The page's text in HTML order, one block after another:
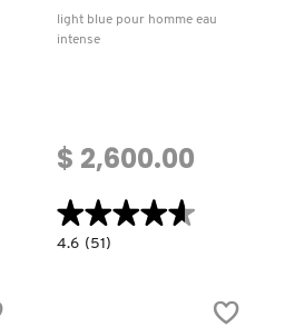
light blue pour homme eau
intense
$ 2,600.00
★★★★★
★★★★★
4.6
4.6 (51)